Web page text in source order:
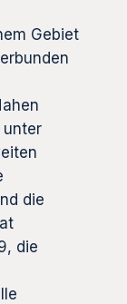
Gebiet
unter
die
die